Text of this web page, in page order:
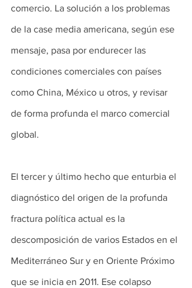
comercio. La solución a los problemas
de la case media americana, según ese
mensaje, pasa por endurecer las
condiciones comerciales con países
como China, México u otros, y revisar
de forma profunda el marco comercial
global.
El tercer y último hecho que enturbia el
diagnóstico del origen de la profunda
fractura política actual es la
descomposición de varios Estados en el
Mediterráneo Sur y en Oriente Próximo
que se inicia en 2011. Ese colapso